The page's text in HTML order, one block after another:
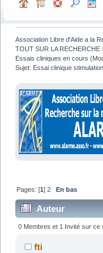
Association Libre d'Aide a la
TOUT SUR LA RECHERCHE
Essais cliniques en cours
Sujet: Essai clinique
Pages: [1]2 En bas
Auteur
stimulation
0 Membres et 1 Invité sur ce
fti